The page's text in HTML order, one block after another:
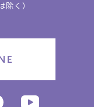
く）